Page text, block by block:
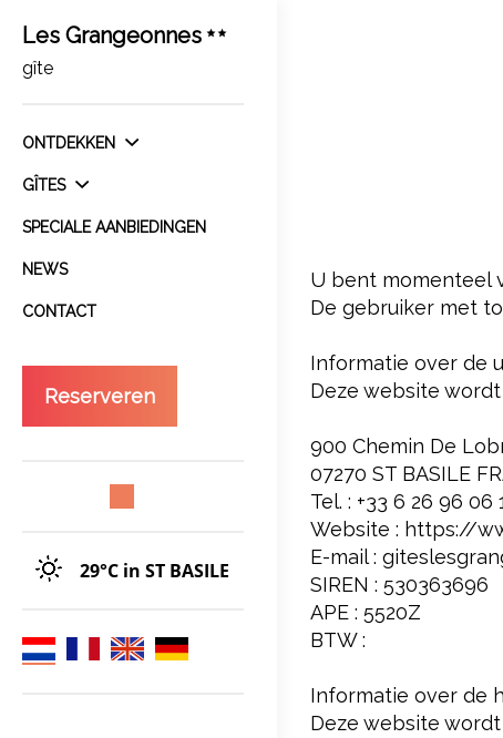
Les Grangeonnes
gîte
ONTDEKKEN
GÎTES
SPECIALE AANBIEDINGEN
NEWS
CONTACT
Reserveren
29°C in ST BASILE
U bent momenteel
De gebruiker met
Informatie over de
Deze website
900 Chemin De
07270 ST BASILE
Tel. : +33 6 26 96 06
Website : https://
E-mail :
SIREN : 530363696
APE : 5520Z
BTW :
Informatie over de
Deze website